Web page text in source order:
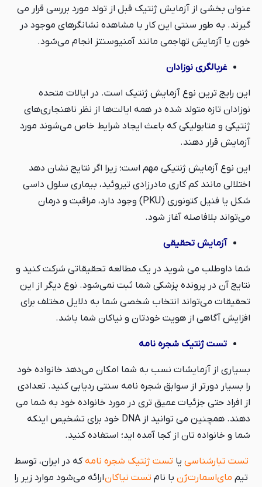
عنوان بخشی از آزمایش ژنتیک قبل از تولد مورد بررسی قرار می
گیرند. به طور سنتی این کار با مشاهده نشانگرهای موجود در
خون یا آزمایش تهاجمی مانند آمنیوسنتز انجام می‌شود.
غربالگری نوزادان
این رایج ترین نوع آزمایش ژنتیک است. در ایالات متحده
نوزادان تازه متولد شده در همه ایالت‌ها از نظر ناهنجاری‌های
ژنتیکی و متابولیکی که باعث ایجاد شرایط خاص می‌شوند مورد
آزمایش قرار دهند.
این نوع آزمایش ژنتیکی مهم است؛ زیرا اگر نتایج نشان دهد
اختلالی مانند کم کاری مادرزادی تیروئید، بیماری سلول داسی
شکل یا فنیل کتونوری (PKU) وجود دارد، مراقبت و درمان
می‌تواند بلافاصله آغاز شود.
آزمایش تحقیقی
شما داوطلب می شوید در یک مطالعه تحقیقاتی شرکت کنید و
نتایج آن در پرونده پزشکی شما ثبت نمی‌شود. نوع دیگر از این
تحقیقات می‌تواند انتخاب شخصی شما به دلایل مختلف برای
افزایش آگاهی از هویت خودتان و نیاکان شما باشد.
تست ژنتیک شجره نامه
بسیاری از آزمایشات نسب به شما امکان می‌دهد خانواده خود
را بسیار دورتر از سوابق شجره نامه سنتی ردیابی کنید. تعدادی
از افراد حتی جزئیات عمیق تری در مورد خانواده خود به شما می
دهند. همچنین می توانید از DNA خود برای تشخیص اینکه
شما و خانواده تان از کجا آمده اید؛ استفاده کنید.
تست تبارشناسی یا تست ژنتیک شجره نامه که در ایران، توسط
تیم مای‌اسمارت‌ژن با نام تست نیاکانارائه می‌شود موارد زیر را